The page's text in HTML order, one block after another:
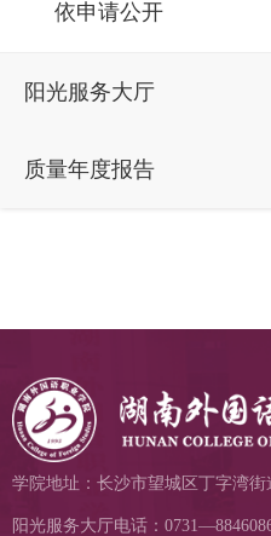
依申请公开
阳光服务大厅
质量年度报告
学院地址：长沙市望城区丁字湾街
阳光服务大厅电话：